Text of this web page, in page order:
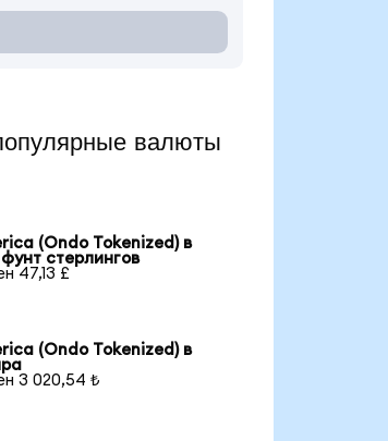
валюты
(Ondo Tokenized) в
стерлингов
47,13 £
(Ondo Tokenized) в
3 020,54 ₺